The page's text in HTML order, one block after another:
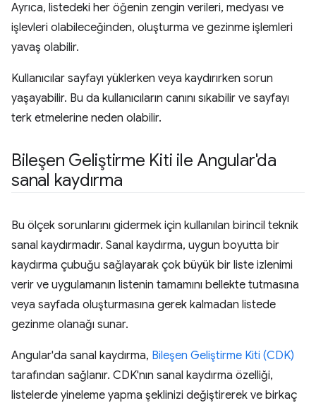
Ayrıca, listedeki her öğenin zengin verileri, medyası ve
işlevleri olabileceğinden, oluşturma ve gezinme işlemleri
yavaş olabilir.
Kullanıcılar sayfayı yüklerken veya kaydırırken sorun
yaşayabilir. Bu da kullanıcıların canını sıkabilir ve sayfayı
terk etmelerine neden olabilir.
Bileşen Geliştirme Kiti ile Angular'da
sanal kaydırma
Bu ölçek sorunlarını gidermek için kullanılan birincil teknik
sanal kaydırmadır. Sanal kaydırma, uygun boyutta bir
kaydırma çubuğu sağlayarak çok büyük bir liste izlenimi
verir ve uygulamanın listenin tamamını bellekte tutmasına
veya sayfada oluşturmasına gerek kalmadan listede
gezinme olanağı sunar.
Angular'da sanal kaydırma, Bileşen Geliştirme Kiti (CDK)
tarafından sağlanır. CDK'nın sanal kaydırma özelliği,
listelerde yineleme yapma şeklinizi değiştirerek ve birkaç